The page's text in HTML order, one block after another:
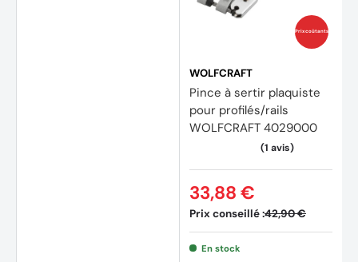
Prix coûtants
WOLFCRAFT
Pince à sertir plaquiste
pour profilés/rails
WOLFCRAFT 4029000
Prix conseillé :42,90 €
33,88 €
En stock